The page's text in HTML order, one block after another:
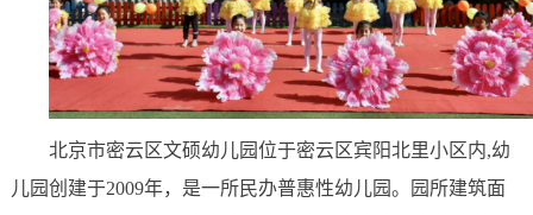
北京市密云区文硕幼儿园位于密云区宾阳北里小区内,幼
儿园创建于2009年，是一所民办普惠性幼儿园。园所建筑面